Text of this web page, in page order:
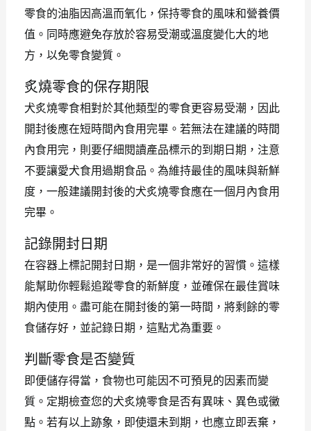
零食的油脂因高溫而氧化，保持零食的風味和營養價
值。同時應避免存放於容易受潮或溫度變化大的地
方，以免零食變質。
炙燒零食的保存期限
犬炙燒零食相對於其他類型的零食更容易受潮，因此
開封後應在短時間內食用完畢。若無法在建議的時間
內食用完，則要仔細閱讀產品標示的到期日期，注意
不要讓愛犬食用過期食品。為維持最佳的風味與新鮮
度，一般建議開封後的犬炙燒零食應在一個月內食用
完畢。
記錄開封日期
在容器上標記開封日期，是一個非常好的習慣。這樣
能幫助你輕鬆追蹤零食的新鮮度，並確保在最佳賞味
期內使用。盡可能在開封後的第一時間，將剩餘的零
食儲存好，並記錄日期，這點尤為重要。
判斷零食是否變質
即便儲存得當，食物也可能因不可預見的因素而變
質。定期檢查您的犬炙燒零食是否有異味、異色或黴
點。若有以上跡象，即使還未到期，也應立即丟棄，